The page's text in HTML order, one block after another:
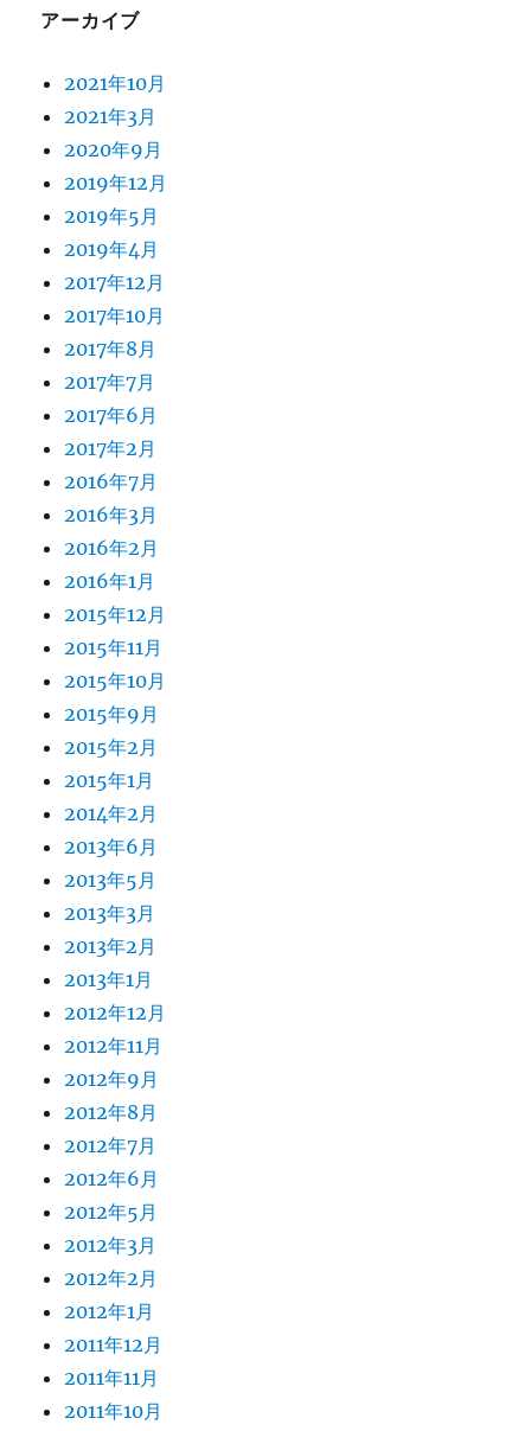
アーカイブ
2021年10月
2021年3月
2020年9月
2019年12月
2019年5月
2019年4月
2017年12月
2017年10月
2017年8月
2017年7月
2017年6月
2017年2月
2016年7月
2016年3月
2016年2月
2016年1月
2015年12月
2015年11月
2015年10月
2015年9月
2015年2月
2015年1月
2014年2月
2013年6月
2013年5月
2013年3月
2013年2月
2013年1月
2012年12月
2012年11月
2012年9月
2012年8月
2012年7月
2012年6月
2012年5月
2012年3月
2012年2月
2012年1月
2011年12月
2011年11月
2011年10月